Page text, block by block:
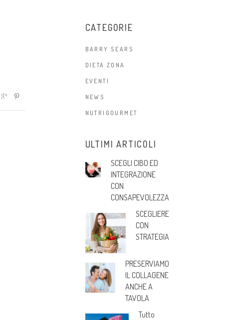
CATEGORIE
BARRY SEARS
DIETA ZONA
EVENTI
NEWS
NUTRIGOURMET
ULTIMI ARTICOLI
SCEGLI CIBO ED
INTEGRAZIONE
CON
CONSAPEVOLEZZA
SCEGLIERE
CON
STRATEGIA
PRESERVIAMO
IL COLLAGENE
ANCHE A
TAVOLA
Tutto